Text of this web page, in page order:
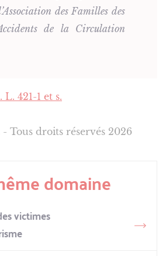
des Familles des
de la Circulation
L. 421-1 et s.
Tous droits réservés 2026
domaine
victimes